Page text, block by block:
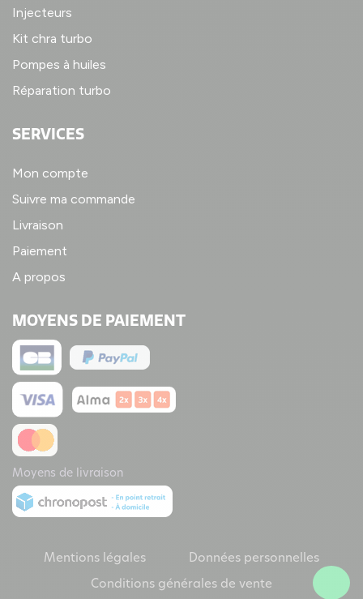
Injecteurs
Kit chra turbo
Pompes à huiles
Réparation turbo
SERVICES
Mon compte
Suivre ma commande
Livraison
Paiement
A propos
MOYENS DE PAIEMENT
Moyens de livraison
Mentions légales Données personnelles
Conditions générales de vente